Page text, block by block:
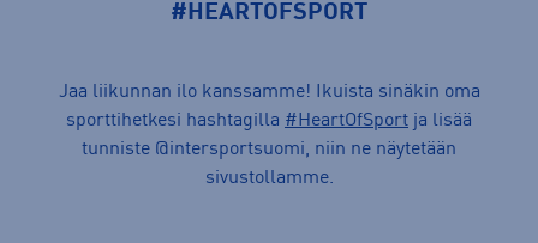
#HEARTOFSPORT
Jaa liikunnan ilo kanssamme! Ikuista sinäkin oma
sporttihetkesi hashtagilla #HeartOfSport ja lisää
tunniste @intersportsuomi, niin ne näytetään
sivustollamme.